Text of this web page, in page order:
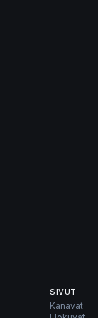
SIVUT
Kanavat